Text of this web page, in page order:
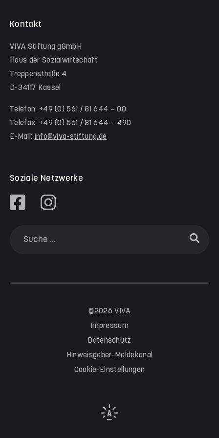
Team Kassel
Team Werra-Meißner-Kreis
Krippe Nordlicht
Waldorfkindergarten Goetheanlage
Familienzentren
Familienzentrum Nordstadt
Familienzentrum Himmelsstürmer
Präventionsangebote an Kitas und Schulen
Stadtteilhelfer*innen Nord-Holland
Kontakt
VIVA Stiftung gGmbH
Haus der Sozialwirtschaft
Treppenstraße 4
D-34117 Kassel
Telefon: +49 (0) 561 / 81 644 – 00
Telefax: +49 (0) 561 / 81 644 – 490
E-Mail: info@viva-stiftung.de
Soziale Netzwerke
©2026 VIVA
Impressum
Datenschutz
Hinweisgeber-Meldekanal
Cookie-Einstellungen